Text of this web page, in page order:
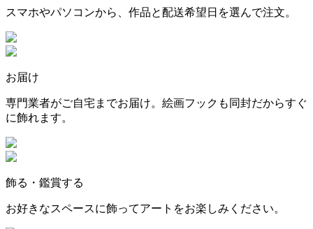
スマホやパソコンから、作品と配送希望日を選んで注文。
お届け
専門業者がご自宅までお届け。絵画フックも同封だからすぐ
に飾れます。
飾る・鑑賞する
お好きなスペースに飾ってアートをお楽しみください。